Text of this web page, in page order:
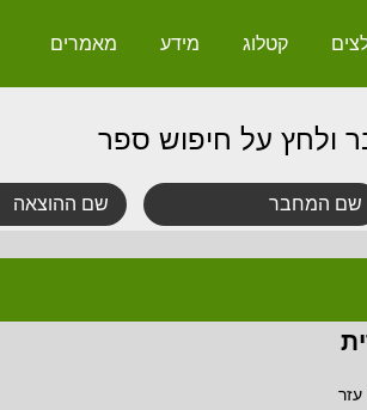
קטלוג מידע מאמרים
ולחץ על חיפוש ספר